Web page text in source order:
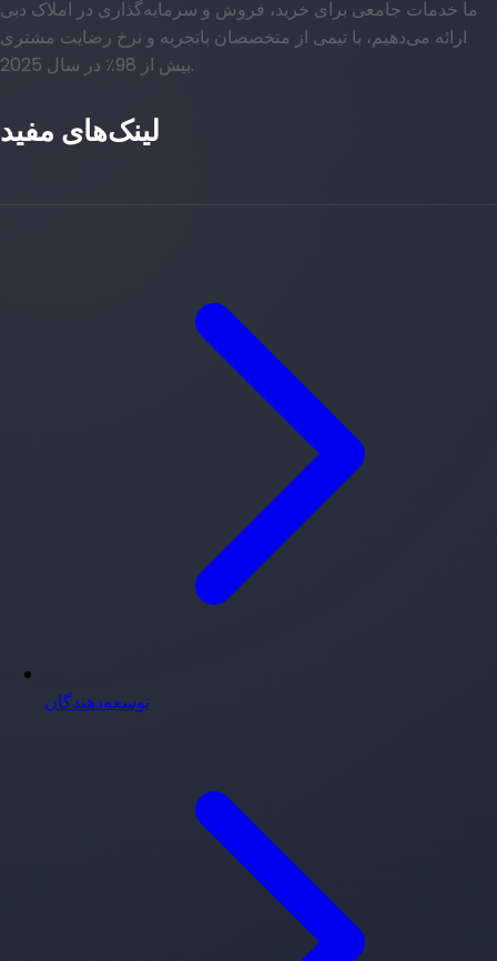
ما خدمات جامعی برای خرید، فروش و سرمایه‌گذاری در املاک دبی
ارائه می‌دهیم، با تیمی از متخصصان باتجربه و نرخ رضایت مشتری
بیش از 98٪ در سال 2025.
لینک‌های مفید
توسعه‌دهندگان